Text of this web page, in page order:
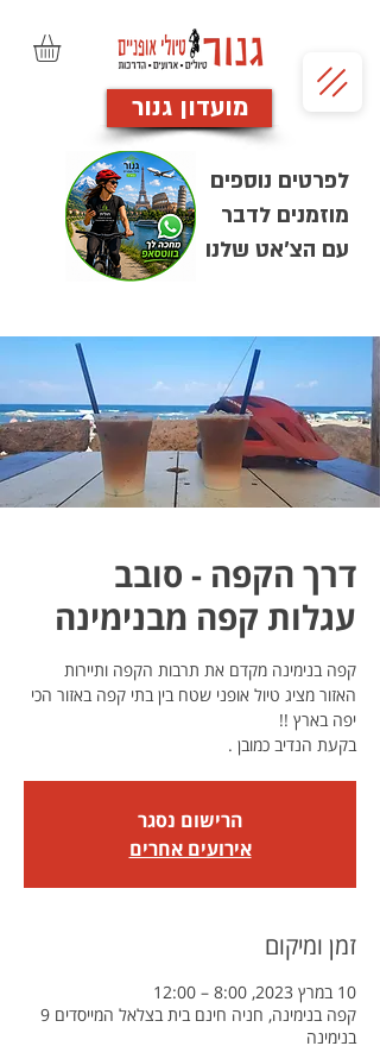
מועדון גנור
לפרטים נוספים
מוזמנים לדבר
עם הצ'אט שלנו
דרך הקפה - סובב
עגלות קפה מבנימינה
קפה בנימינה מקדם את תרבות הקפה ותיירות
האזור מציג טיול אופני שטח בין בתי קפה באזור הכי
בקעת הנדיב כמובן .
הרישום נסגר
אירועים אחרים
זמן ומיקום
10 במרץ 2023, 8:00 – 12:00
קפה בנימינה, חניה חינם בית בצלאל המייסדים 9
בנימינה